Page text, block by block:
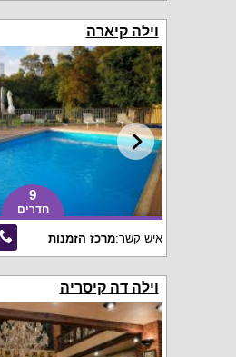
וילה קיארה
9
חדרים
איש קשר:מרכז הזמנות
וילה דה קיסריה